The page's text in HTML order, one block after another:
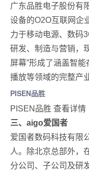
广东品胜电子股份有
设备的O2O互联网企
力于移动电源、数码
研发、制造与营销，
屏幕”形成了涵盖智
播放等领域的完整产
PISEN品胜
PISEN品胜 查看详情
三、aigo爱国者
爱国者数码科技有限
人。除北京总部外，
分公司、子公司及研